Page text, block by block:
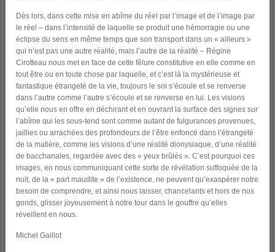
Dès lors, dans cette mise en abîme du réel par l’image et de l’image par
le réel – dans l’intensité de laquelle se produit une hémorragie ou une
éclipse du sens en même temps que son transport dans un « ailleurs »
qui n’est pas une autre réalité, mais l’autre de la réalité – Régine
Cirotteau nous met en face de cette fêlure constitutive en elle comme en
tout être ou en toute chose par laquelle, et c’est là la mystérieuse et
fantastique étrangeté de la vie, toujours le soi s’écoule et se renverse
dans l’autre comme l’autre s’écoule et se renverse en lui. Les visions
qu’elle nous en offre en déchirant et en ouvrant la surface des signes sur
l’abîme qui les sous-tend sont comme autant de fulgurances provenues,
jaillies ou arrachées des profondeurs de l’être enfoncé dans l’étrangeté
de la matière, comme les visions d’une réalité dionysiaque, d’une réalité
de bacchanales, regardée avec des « yeux brûlés ». C’est pourquoi ces
images, en nous communiquant cette sorte de révélation suffoquée de la
nuit, de la « part maudite » de l’existence, ne peuvent qu’exaspérer notre
besoin de comprendre, et ainsi nous laisser, chancelants et hors de nos
gonds, glisser joyeusement à notre tour dans le gouffre qu’elles
réveillent en nous.
Michel Gaillot